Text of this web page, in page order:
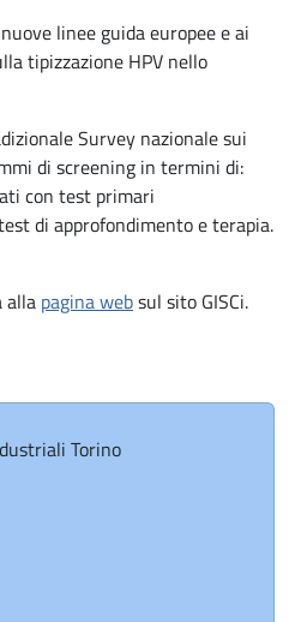
linee guida europee e ai
tipizzazione HPV nello
Survey nazionale sui
di screening in termini di:
con test primari
di approfondimento e terapia.
alla pagina websul sito GISCi.
Torino